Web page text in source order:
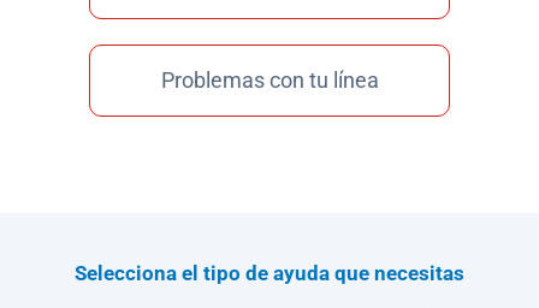
Problemas con tu línea
Selecciona el tipo de ayuda que necesitas